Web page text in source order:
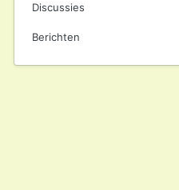
Discussies
Berichten